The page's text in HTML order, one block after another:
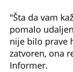
"Šta da vam
pomalo
nije bilo prave
zatvoren, ona
Informer.